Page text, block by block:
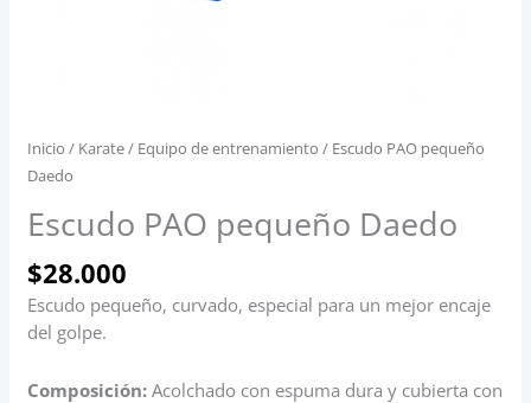
Inicio / Karate/ Equipo de entrenamiento / Escudo PAO pequeño
Daedo
Escudo PAO pequeño Daedo
$28.000
Escudo pequeño, curvado, especial para un mejor encaje
del golpe.
Composición: Acolchado con espuma dura y cubierta con